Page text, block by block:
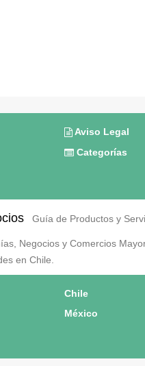
Aviso Legal
Categorías
Guía de Productos y
Negocios y Comercios
en Chile.
Chile
México